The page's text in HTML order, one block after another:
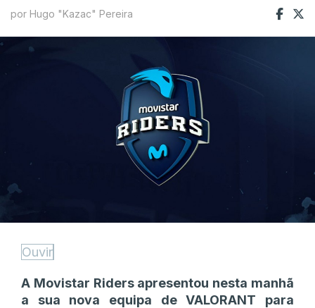
por Hugo "Kazac" Pereira
Ouvir
A Movistar Riders apresentou nesta manhã
a sua nova equipa de VALORANT para